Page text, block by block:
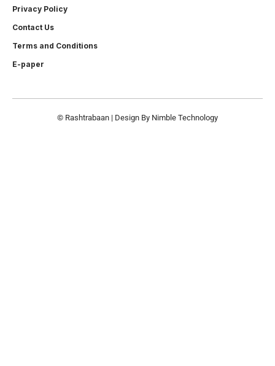
Privacy Policy
Contact Us
Terms and Conditions
E-paper
© Rashtrabaan | Design By Nimble Technology